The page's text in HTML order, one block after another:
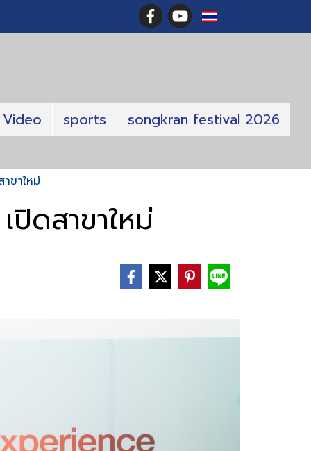
TH
Video sports songkran festival 2026
ขาใหม่
ดสาขาใหม่